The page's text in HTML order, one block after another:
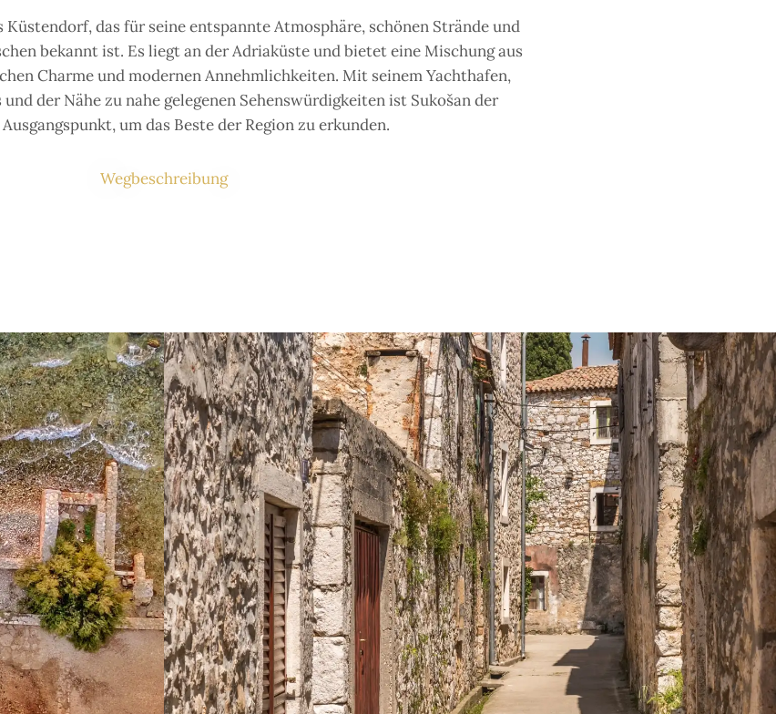
Küstendorf, das für seine entspannte Atmosphäre, schönen Strände und
bekannt ist. Es liegt an der Adriaküste und bietet eine Mischung aus
Charme und modernen Annehmlichkeiten. Mit seinem Yachthafen,
der Nähe zu nahe gelegenen Sehenswürdigkeiten ist Sukošan der
um das Beste der Region zu erkunden.
Wegbeschreibung